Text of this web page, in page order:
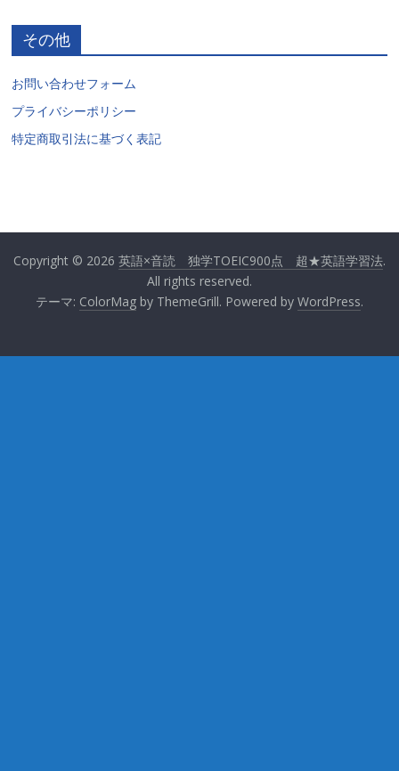
その他
お問い合わせフォーム
プライバシーポリシー
特定商取引法に基づく表記
Copyright © 2026 英語×音読 独学TOEIC900点 超★英語学習法.
All rights reserved.
テーマ: ColorMagby ThemeGrill. Powered by WordPress.